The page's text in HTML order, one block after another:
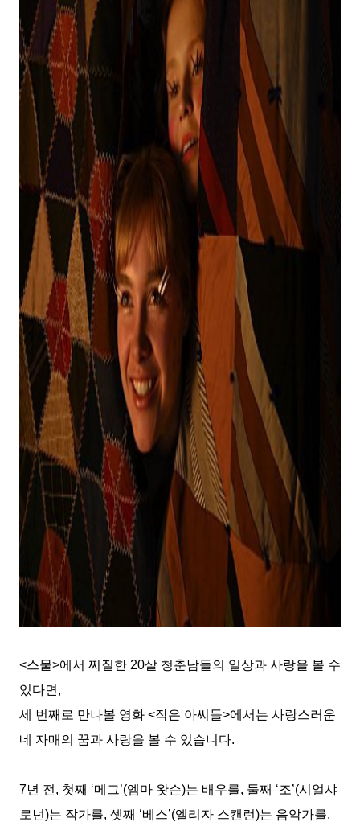
<스물>에서 찌질한 20살 청춘남들의 일상과 사랑을 볼 수
있다면 ,
세 번째로 만나볼 영화 <작은 아씨들>에서는 사랑스러운
네 자매의 꿈과 사랑을 볼 수 있습니다.
7년 전 , 첫째 ‘메그’(엠마 왓슨)는 배우를, 둘째 ‘조’(시얼샤
로넌)는 작가를, 셋째 ‘베스’(엘리자 스캔런)는 음악가를,